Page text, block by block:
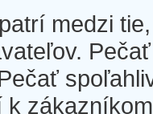
medzi
k